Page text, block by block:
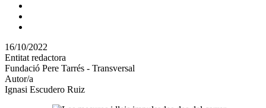
Comparteix
altres
xarxes
socials
16/10/2022
Entitat redactora
Fundació Pere Tarrés - Transversal
Autor/a
Ignasi Escudero Ruiz